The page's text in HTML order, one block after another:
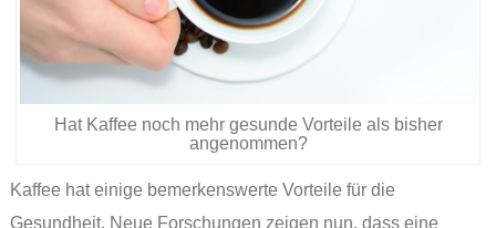
Hat Kaffee noch mehr gesunde Vorteile als bisher
angenommen?
Kaffee hat einige bemerkenswerte Vorteile für die
Gesundheit. Neue Forschungen zeigen nun, dass eine